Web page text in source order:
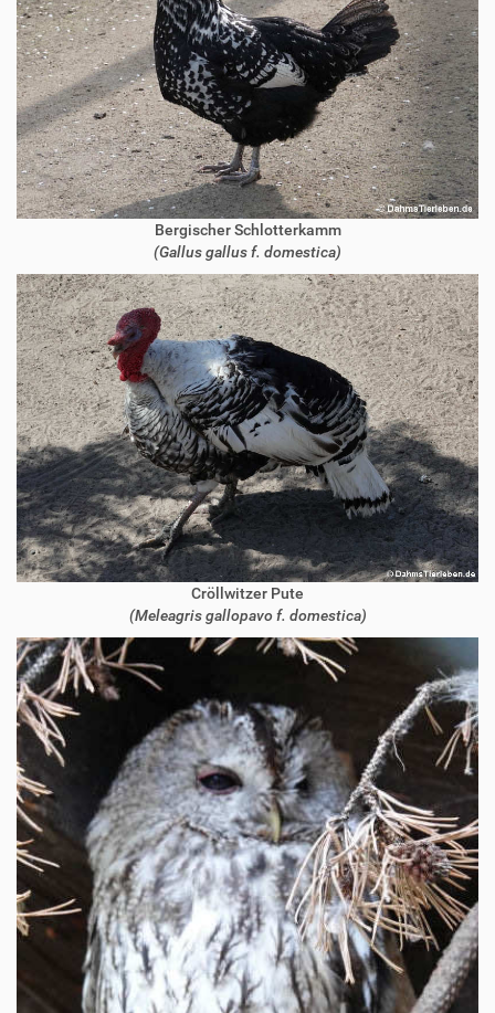
Bergischer Schlotterkamm
(Gallus gallus f. domestica)
Cröllwitzer Pute
(Meleagris gallopavo f. domestica)